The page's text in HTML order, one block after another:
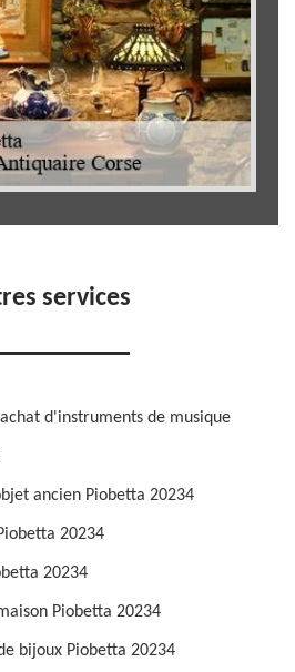
services
d'instruments de musique
ancien Piobetta 20234
20234
20234
Piobetta 20234
bijoux Piobetta 20234